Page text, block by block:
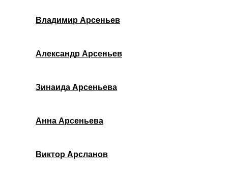
Владимир Арсеньев
Александр Арсеньев
Зинаида Арсеньева
Анна Арсеньева
Виктор Арсланов